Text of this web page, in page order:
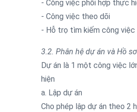
- Công việc phối hợp thực
- Công việc theo dõi
- Hỗ trọ tìm kiếm công việc
3.2. Phân hệ dự án và Hồ
Dự án là 1 một công việc
hiện
a. Lập dự án
Cho phép lập dự án theo 2